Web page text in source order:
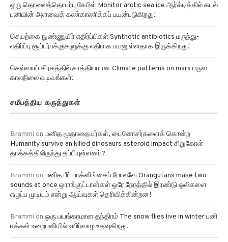
ஒரு தொலைத்தொடர்பு கேபிள் Monitor arctic sea ice ஆர்க்டிக்கில் கடல்
பனியின் அளவைக் கண்காணிக்கப் பயன்படுகிறது!
செயற்கை நுண்ணுயிர் எதிர்ப்பிகள் Synthetic antibiotics மருந்து-
எதிர்ப்பு சூப்பர்பக்குகளுக்கு எதிராக பயனுள்ளதாக இருக்கிறது!
செவ்வாய் கிரகத்தில் சாத்தியமான Climate patterns on mars பருவ
காலநிலை வடிவங்கள்!
சமீபத்திய கருத்துகள்
Brammi on மனித மூதாதையர்கள், டைனோசர்களைக் கொன்ற
Humanity survive an killed dinosaurs asteroid impact சிறுகோள்
தாக்கத்திலிருந்து தப்பியுள்ளனர்?
Brammi on மனித பீட் பாக்ஸிங்கைப் போலவே Orangutans make two
sounds at once ஒராங்குட்டான்கள் ஒரே நேரத்தில் இரண்டு ஒலிகளை
எழுப்ப முடியும் என்று ஆய்வுகள் தெரிவிக்கின்றன!
Brammi on ஒரு பயங்கரமான தந்திரம் The snow flies live in winter பனி
ஈக்கள் உறைபனியில் உயிர்வாழ உதவுகிறது.